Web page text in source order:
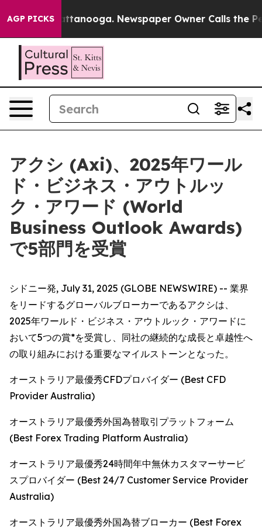
AGP PICKS
in Chattanooga. Newspaper Owner Calls the
アクシ (Axi)、2025年ワール
ド・ビジネス・アウトルッ
ク・アワード (World
Business Outlook Awards)
で5部門を受賞
シドニー発, July 31, 2025 (GLOBE NEWSWIRE) -- 業界
をリードするグローバルブローカーであるアクシは、
2025年ワールド・ビジネス・アウトルック・アワードに
おいて5つの賞*を受賞し、同社の継続的な成長と卓越性へ
の取り組みにおける重要なマイルストーンとなった。
オーストラリア最優秀CFDプロバイダー (Best CFD
Provider Australia)
オーストラリア最優秀外国為替取引プラットフォーム
(Best Forex Trading Platform Australia)
オーストラリア最優秀24時間年中無休カスタマーサービ
スプロバイダー (Best 24/7 Customer Service Provider
Australia)
オーストラリア最優秀外国為替ブローカー (Best Forex